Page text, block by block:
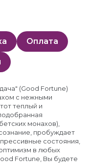
Оплата
(Good Fortune)
с нежными
теплый и
монахов),
пробуждает
состояния,
в любых
Fortune, Вы будете